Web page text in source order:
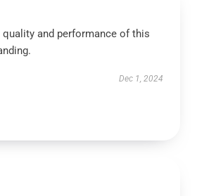
quality and performance of this
Dec 1, 2024